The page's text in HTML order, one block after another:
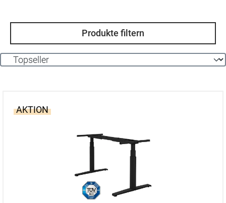
Produkte filtern
AKTION